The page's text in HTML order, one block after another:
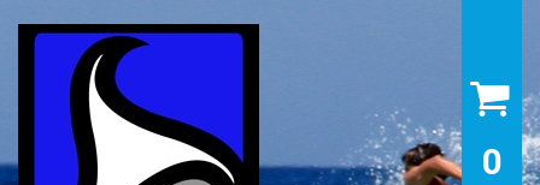
0